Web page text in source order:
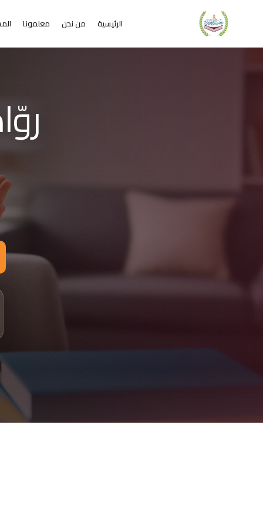
الرئيسية من نحن معلمونا
أكاديمية جيل العربية – Jeel Alarabiya Academy
تفاصيل الدراسة
الفئات العمرية المستهدفة: من 4 سنوات حتى البالغين
اللغات المستخدمة في التدريس: العربية، التركية، الإنجليزية، الفرنسية
المستويات: مبتدئ، أساسي، متوسط، متقدم
Parent dashboard included. Certificates issued on completion.
الشريحة 2 من 4: التعلم عن بُعد خير من البعد عن التعليم